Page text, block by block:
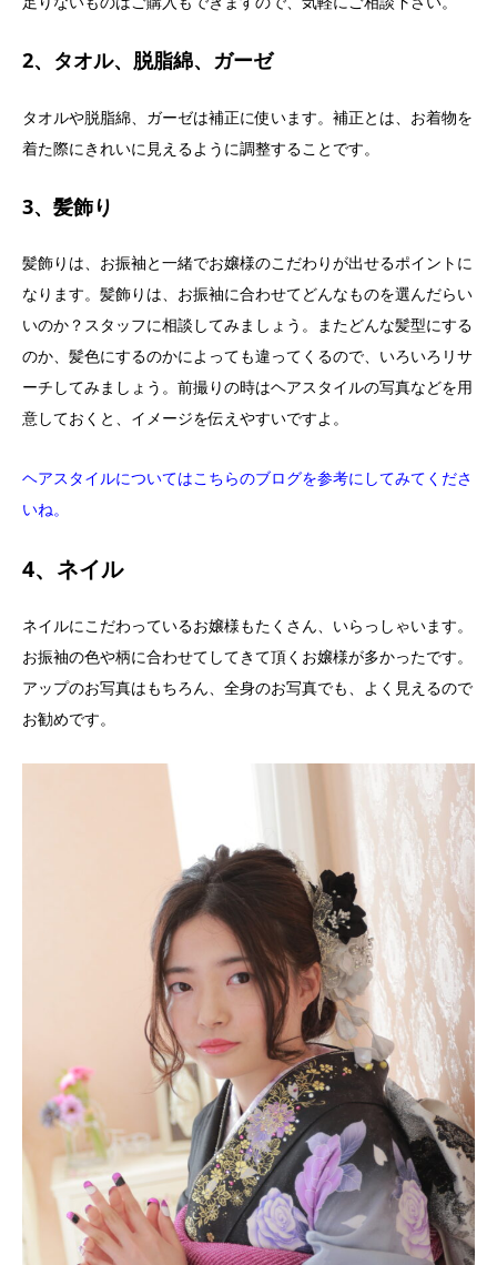
2、タオル、脱脂綿、ガーゼ
タオルや脱脂綿、ガーゼは補正に使います。補正とは、お着物を
着た際にきれいに見えるように調整することです。
3、髪飾り
髪飾りは、お振袖と一緒でお嬢様のこだわりが出せるポイントに
なります。髪飾りは、お振袖に合わせてどんなものを選んだらい
いのか？スタッフに相談してみましょう。またどんな髪型にする
のか、髪色にするのかによっても違ってくるので、いろいろリサ
ーチしてみましょう。前撮りの時はヘアスタイルの写真などを用
意しておくと、イメージを伝えやすいですよ。
ヘアスタイルについてはこちらのブログを参考にしてみてくださ
いね。
4、ネイル
ネイルにこだわっているお嬢様もたくさん、いらっしゃいます。
お振袖の色や柄に合わせてしてきて頂くお嬢様が多かったです。
アップのお写真はもちろん、全身のお写真でも、よく見えるので
お勧めです。